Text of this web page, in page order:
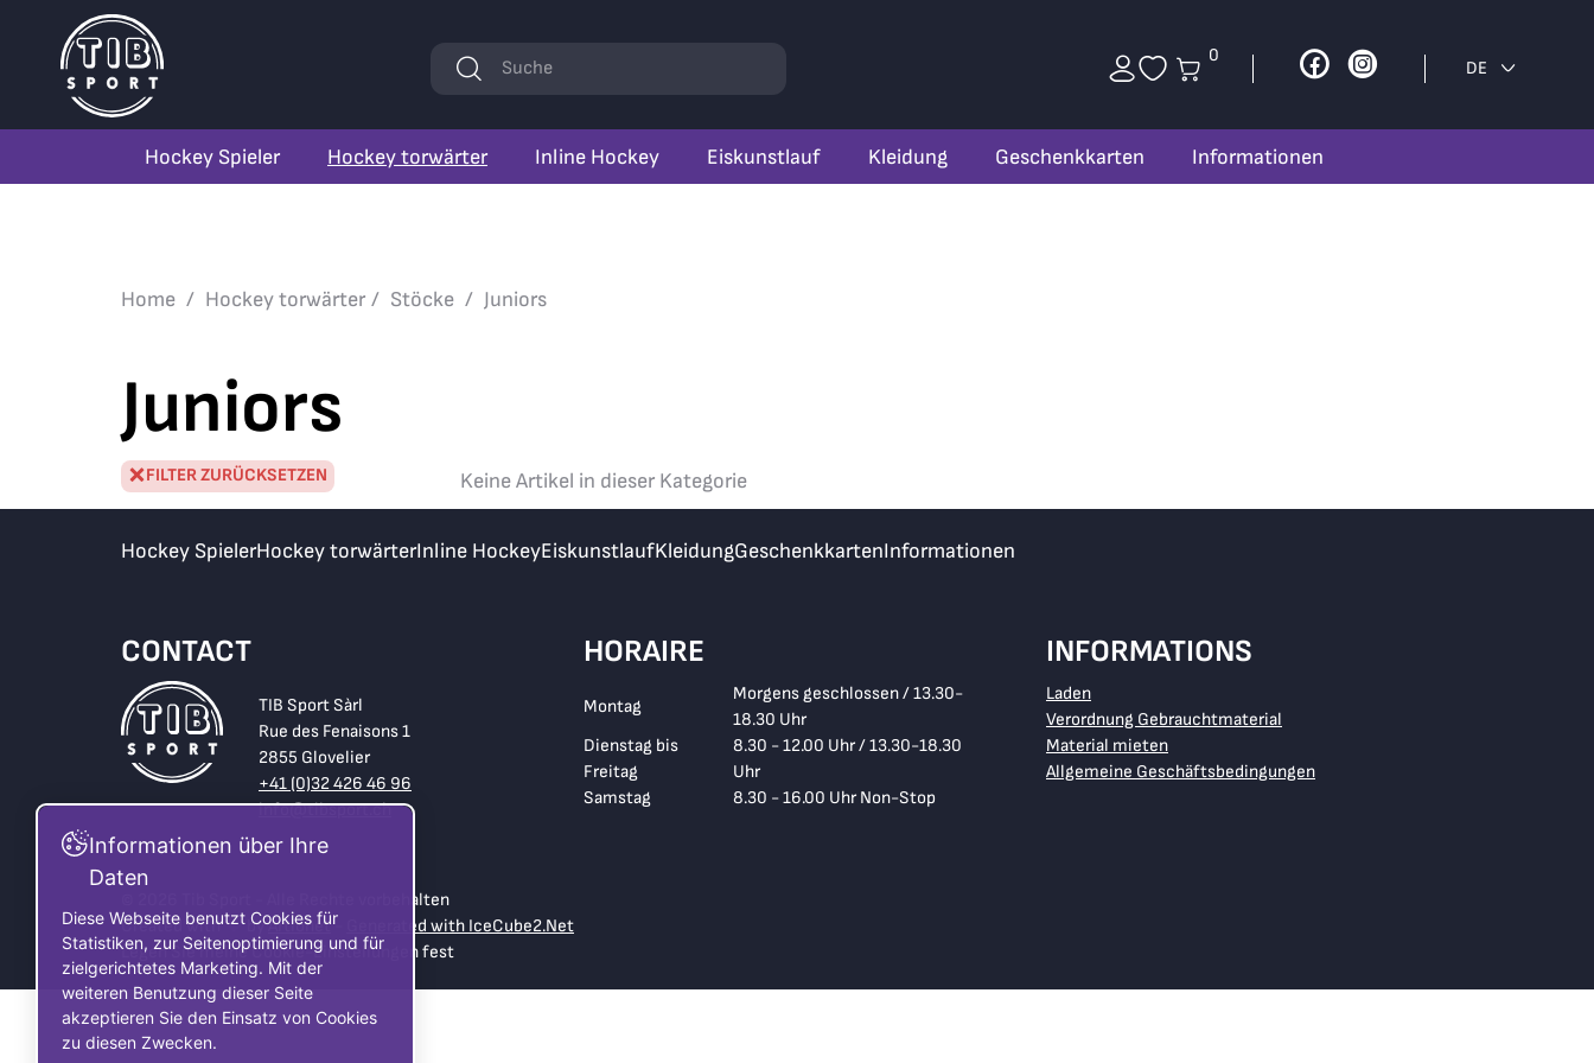
Hockey Spieler Hockey torwärter Inline Hockey Eiskunstlauf Kleidung Geschenkkarten Informationen
0 Facebook
Instagram
DE
Stichwörter
Suchen
Home Hockey torwärter Stöcke Juniors
Juniors
FILTER ZURÜCKSETZEN Keine Artikel in dieser Kategorie
Hockey SpielerHockey torwärterInline HockeyEiskunstlaufKleidungGeschenkkartenInformationen
CONTACT
TIB Sport Sàrl
Rue des Fenaisons 1
2855 Glovelier
+41 (0)32 426 46 96
info@tibsport.ch
HORAIRE
Montag
Morgens geschlossen / 13.30-
18.30 Uhr
Dienstag bis
Freitag
8.30 - 12.00 Uhr / 13.30-18.30
Uhr
Samstag
8.30 - 16.00 Uhr Non-Stop
INFORMATIONS
Laden
Verordnung Gebrauchtmaterial
Material mieten
Allgemeine Geschäftsbedingungen
© 2026 Tib Sport - Alle Rechte vorbehalten
Created with
byArtionet-
Generated with IceCube2.Net
Legen Sie meine Cookie-Einstellungen fest
Informationen über Ihre
Daten
Diese Webseite benutzt Cookies für
Statistiken, zur Seitenoptimierung und für
zielgerichtetes Marketing. Mit der
weiteren Benutzung dieser Seite
akzeptieren Sie den Einsatz von Cookies
zu diesen Zwecken.